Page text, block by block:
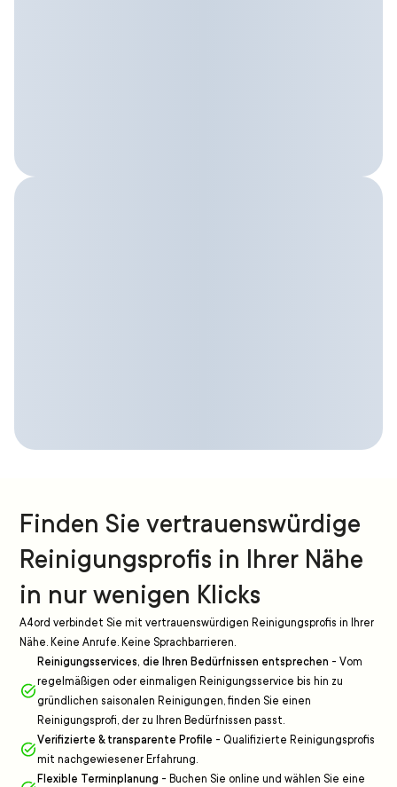
Finden Sie vertrauenswürdige
Reinigungsprofis in Ihrer Nähe
in nur wenigen Klicks
A4ord verbindet Sie mit vertrauenswürdigen Reinigungsprofis in Ihrer
Nähe. Keine Anrufe. Keine Sprachbarrieren.
Reinigungsservices, die Ihren Bedürfnissen entsprechen - Vom
regelmäßigen oder einmaligen Reinigungsservice bis hin zu
gründlichen saisonalen Reinigungen, finden Sie einen
Reinigungsprofi, der zu Ihren Bedürfnissen passt.
Verifizierte & transparente Profile - Qualifizierte Reinigungsprofis
mit nachgewiesener Erfahrung.
Flexible Terminplanung - Buchen Sie online und wählen Sie eine